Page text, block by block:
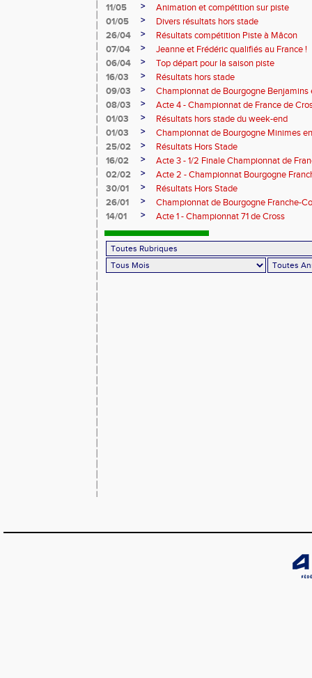
11/05
>
Animation et compétition sur piste
01/05
>
Divers résultats hors stade
26/04
>
Résultats compétition Piste à Mâcon
07/04
>
Jeanne et Frédéric qualifiés au France !
06/04
>
Top départ pour la saison piste
16/03
>
Résultats hors stade
09/03
>
Championnat de Bourgogne Benjamins
08/03
>
Acte 4 - Championnat de France de
01/03
>
Résultats hors stade du week-end
01/03
>
Championnat de Bourgogne Minimes
25/02
>
Résultats Hors Stade
16/02
>
Acte 3 - 1/2 Finale Championnat de
02/02
>
Acte 2 - Championnat Bourgogne
30/01
>
Résultats Hors Stade
26/01
>
Championnat de Bourgogne Franche-
14/01
> Acte 1 - Championnat 71 de Cross